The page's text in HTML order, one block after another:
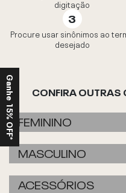
digitação
Procure usar sinônimos ao
desejado
CONFIRA
FEMININO
MASCULINO
ACESSÓRIOS
Ganhe 15% OFF*